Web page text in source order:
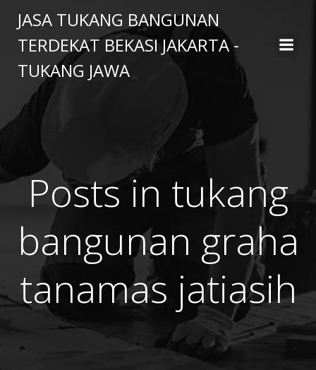
to
content
JASA TUKANG BANGUNAN
TERDEKAT BEKASI JAKARTA -
TUKANG JAWA
Posts in tukang
bangunan graha
tanamas jatiasih